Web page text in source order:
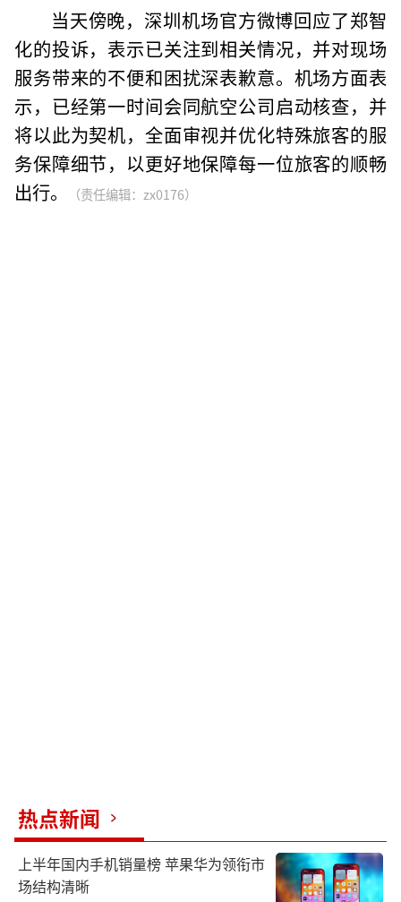
当天傍晚，深圳机场官方微博回应了郑智
化的投诉，表示已关注到相关情况，并对现场
服务带来的不便和困扰深表歉意。机场方面表
示，已经第一时间会同航空公司启动核查，并
将以此为契机，全面审视并优化特殊旅客的服
务保障细节，以更好地保障每一位旅客的顺畅
出行。
（责任编辑：zx0176）
热点新闻
上半年国内手机销量榜 苹果华为领衔市
场结构清晰